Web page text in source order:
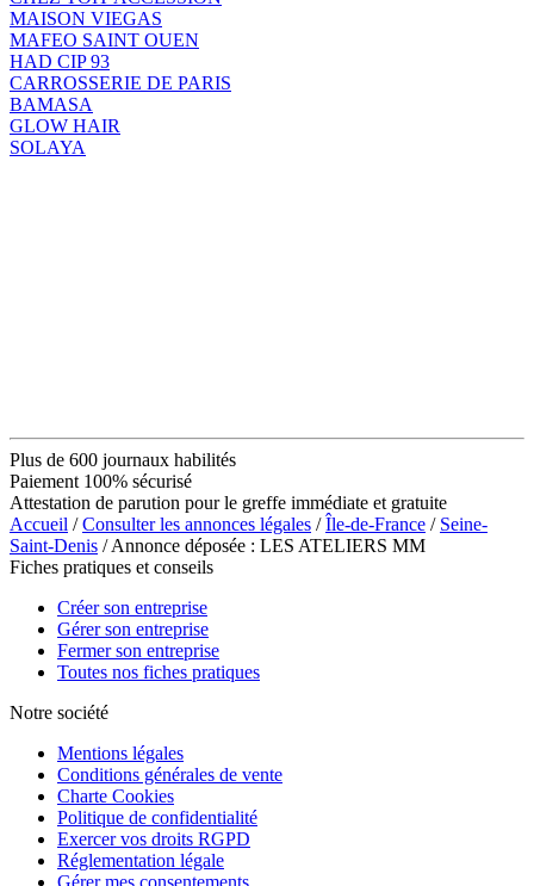
MAISON VIEGAS
MAFEO SAINT OUEN
HAD CIP 93
CARROSSERIE DE PARIS
BAMASA
GLOW HAIR
SOLAYA
Plus de 600 journaux habilités
Paiement 100% sécurisé
Attestation de parution pour le greffe immédiate et gratuite
Accueil /Consulter les annonces légales /Île-de-France / Seine-
Saint-Denis / Annonce déposée : LES ATELIERS MM
Fiches pratiques et conseils
Créer son entreprise
Gérer son entreprise
Fermer son entreprise
Toutes nos fiches pratiques
Notre société
Mentions légales
Conditions générales de vente
Charte Cookies
Politique de confidentialité
Exercer vos droits RGPD
Réglementation légale
Gérer mes consentements